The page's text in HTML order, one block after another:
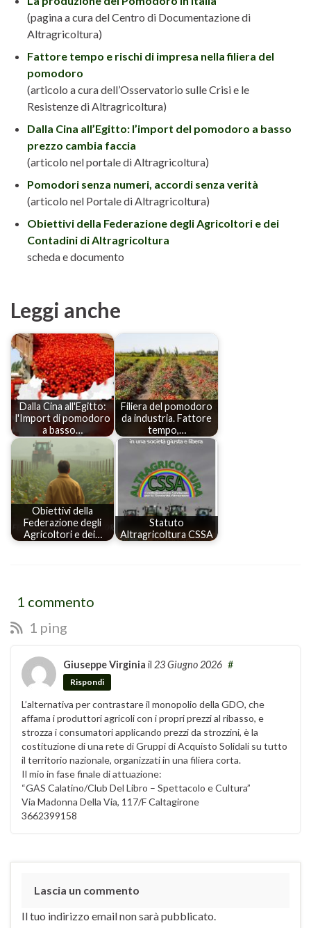
(pagina a cura del Centro di Documentazione di
Altragricoltura)
Fattore tempo e rischi di impresa nella filiera del
pomodoro
(articolo a cura dell’Osservatorio sulle Crisi e le
Resistenze di Altragricoltura)
Dalla Cina all’Egitto: l’import del pomodoro a basso
prezzo cambia faccia
(articolo nel portale di Altragricoltura)
Pomodori senza numeri, accordi senza verità
(articolo nel Portale di Altragricoltura)
Obiettivi della Federazione degli Agricoltori e dei
Contadini di Altragricoltura
scheda e documento
Leggi anche
Dalla Cina all'Egitto:
l'Import di pomodoro
a basso…
Filiera del pomodoro
da industria. Fattore
tempo,…
Obiettivi della
Federazione degli
Agricoltori e dei…
Statuto
Altragricoltura CSSA
1 commento
1 ping
Giuseppe Virginia il 23 Giugno 2026 #
Rispondi
L’alternativa per contrastare il monopolio della GDO, che
affama i produttori agricoli con i propri prezzi al ribasso, e
strozza i consumatori applicando prezzi da strozzini, è la
costituzione di una rete di Gruppi di Acquisto Solidali su tutto
il territorio nazionale, organizzati in una filiera corta.
Il mio in fase finale di attuazione:
“GAS Calatino/Club Del Libro – Spettacolo e Cultura”
Via Madonna Della Via, 117/F Caltagirone
3662399158
Lascia un commento
Il tuo indirizzo email non sarà pubblicato.